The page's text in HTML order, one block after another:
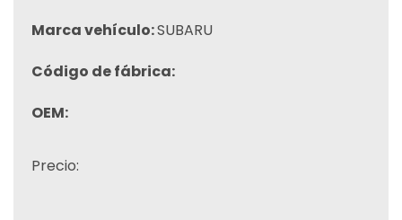
Marca vehículo:SUBARU
Código de fábrica:
OEM:
Precio: